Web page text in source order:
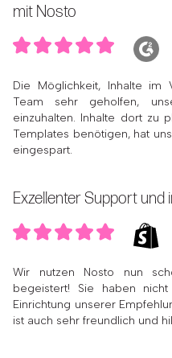
mit Nosto
Die Möglichkeit, Inhalte im
Team sehr geholfen,
einzuhalten. Inhalte dort zu
Templates benötigen, hat
eingespart.
Exzellenter Support
Wir nutzen Nosto nun
begeistert! Sie haben
Einrichtung unserer
ist auch sehr freundlich und